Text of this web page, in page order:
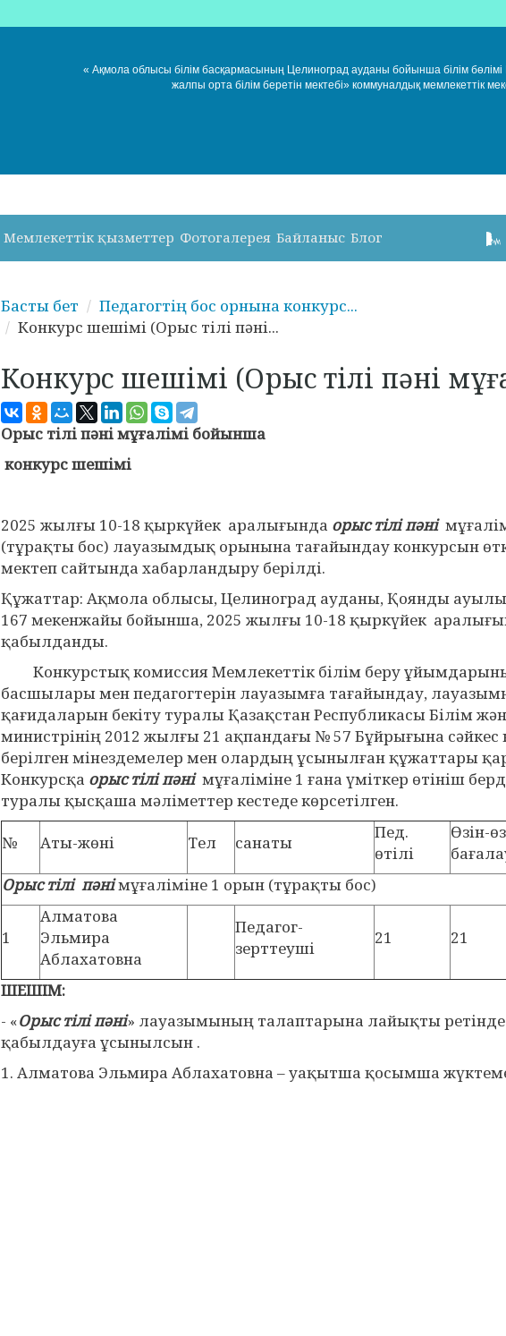
« Ақмола облысы білім басқармасының Целиноград ауданы бойынша білім
жалпы орта білім беретін мектебі» коммуналдық мемлекеттік
Мемлекеттік қызметтер Фотогалерея Байланыс Блог
Басты бет
Педагогтің бос орнына конкурс...
Конкурс шешімі (Орыс тілі пәні...
Конкурс шешімі (Орыс тілі пәні
Орыс тілі пәні мұғалімі бойынша
конкурс шешімі
2025 жылғы 10-18 қыркүйек аралығында орыс тілі пәні
(тұрақты бос) лауазымдық орынына тағайындау конкурсын
мектеп сайтында хабарландыру берілді.
Құжаттар: Ақмола облысы, Целиноград ауданы, Қоянды
167 мекенжайы бойынша, 2025 жылғы 10-18 қыркүйек
қабылданды.
Конкурстық комиссия Мемлекеттік білім беру
басшылары мен педагогтерін лауазымға тағайындау,
қағидаларын бекіту туралы Қазақстан Республикасы Білім
министрінің 2012 жылғы 21 ақпандағы № 57 Бұйрығына сәйкес
берілген мінездемелер мен олардың ұсынылған құжаттары
Конкурсқа орыс тілі пәні мұғаліміне 1 ғана үміткер өтініш
туралы қысқаша мәліметтер кестеде көрсетілген.
№ Аты-жөні Тел санаты
Пед.
өтілі
Өзін-
Орыс тілі пәнімұғаліміне 1 орын (тұрақты бос)
1
Алматова
Эльмира
Аблахатовна
Педагог-
зерттеуші
21 21
ШЕШІМ:
- «Орыс тілі пәні» лауазымының талаптарына лайықты
қабылдауға ұсынылсын .
1. Алматова Эльмира Аблахатовна – уақытша қосымша